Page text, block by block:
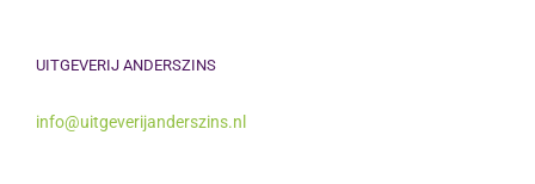
UITGEVERIJ ANDERSZINS
info@uitgeverijanderszins.nl